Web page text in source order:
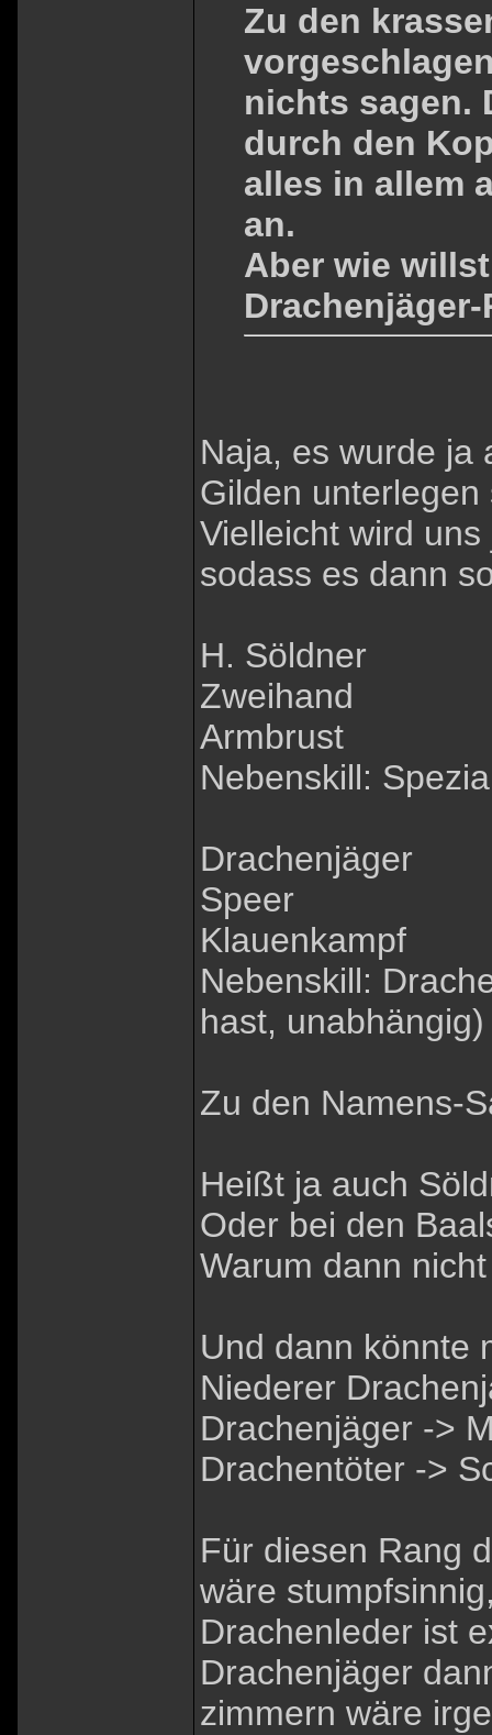
Zu den
nichts sagen.
durch den
alles in allem
an.
Aber wie
Naja, es wurde ja
Gilden
Vielleicht wird
sodass es dann
H. Söldner
Zweihand
Armbrust
Nebenskill:
Drachenjäger
Speer
Klauenkampf
Nebenskill:
hast, unabhängig)
Zu den Namens-
Heißt ja auch
Oder bei den
Warum dann
Und dann könnte
Niederer
Drachenjäger ->
Drachentöter ->
Für diesen Rang
wäre
Drachenleder ist
Drachenjäger
zimmern wäre